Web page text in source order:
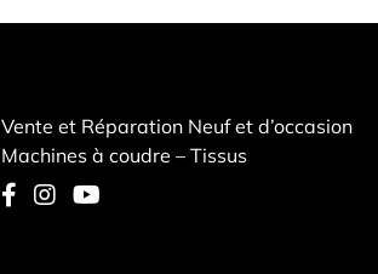
Vente et Réparation Neuf et d’occasion
Machines à coudre – Tissus